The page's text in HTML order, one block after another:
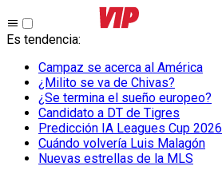
Es tendencia:
Campaz se acerca al América
¿Milito se va de Chivas?
¿Se termina el sueño europeo?
Candidato a DT de Tigres
Predicción IA Leagues Cup 2026
Cuándo volvería Luis Malagón
Nuevas estrellas de la MLS